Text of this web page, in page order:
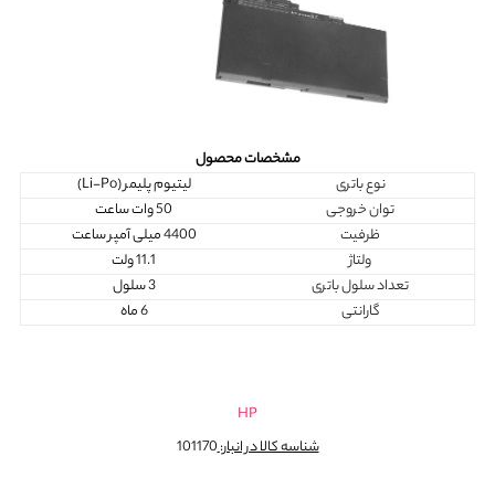
مشخصات محصول
نوع باتری
لیتیوم پلیمر (Li-Po)
توان خروجی
50 وات ساعت
ظرفیت
4400 میلی آمپر ساعت
ولتاژ
11.1 ولت
تعداد سلول باتری
3 سلول
گارانتی
6 ماه
HP
شناسه کالا در انبار:101170